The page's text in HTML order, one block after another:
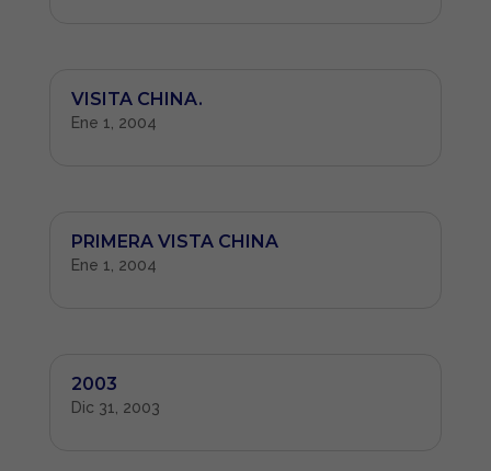
VISITA CHINA.
Ene 1, 2004
PRIMERA VISTA CHINA
Ene 1, 2004
2003
Dic 31, 2003